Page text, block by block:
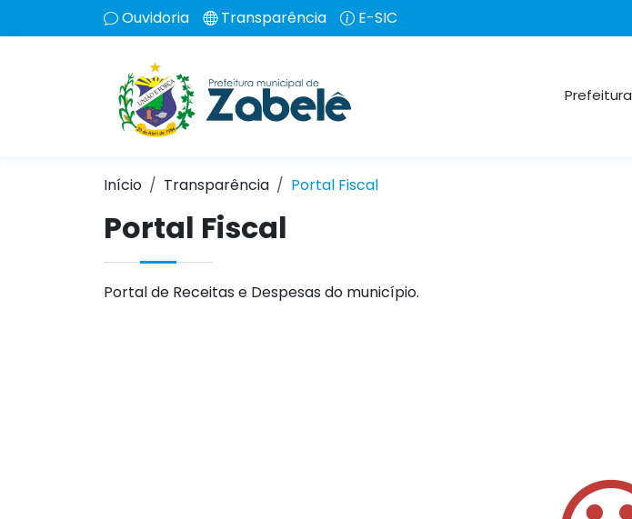
Ouvidoria Transparência E-SIC
Prefeitura
Início Transparência Portal Fiscal
Portal Fiscal
Portal de Receitas e Despesas do município.